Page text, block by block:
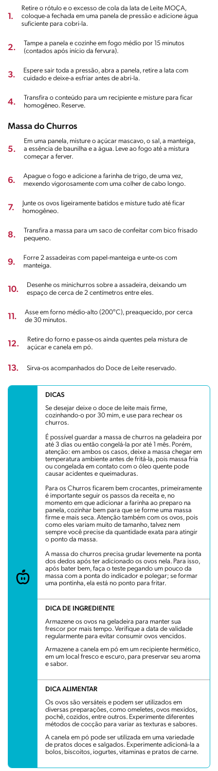
1.
Retire o rótulo e o excesso de cola da lata de Leite MOÇA,
coloque-a fechada em uma panela de pressão e adicione água
suficiente para cobri-la.
2.
Tampe a panela e cozinhe em fogo médio por 15 minutos
(contados após início da fervura).
3.
Espere sair toda a pressão, abra a panela, retire a lata com
cuidado e deixe-a esfriar antes de abri-la.
4.
Transfira o conteúdo para um recipiente e misture para ficar
homogêneo. Reserve.
Massa do Churros
5.
Em uma panela, misture o açúcar mascavo, o sal, a manteiga,
a essência de baunilha e a água. Leve ao fogo até a mistura
começar a ferver.
6.
Apague o fogo e adicione a farinha de trigo, de uma vez,
mexendo vigorosamente com uma colher de cabo longo.
7.
Junte os ovos ligeiramente batidos e misture tudo até ficar
homogêneo.
8.
Transfira a massa para um saco de confeitar com bico frisado
pequeno.
9.
Forre 2 assadeiras com papel-manteiga e unte-os com
manteiga.
10.
Desenhe os minichurros sobre a assadeira, deixando um
espaço de cerca de 2 centímetros entre eles.
11.
Asse em forno médio-alto (200°C), preaquecido, por cerca
de 30 minutos.
12.
Retire do forno e passe-os ainda quentes pela mistura de
açúcar e canela em pó.
13. Sirva-os acompanhados do Doce de Leite reservado.
DICAS
Se desejar deixe o doce de leite mais firme,
cozinhando-o por 30 mim, e use para rechear os
churros.
É possível guardar a massa de churros na geladeira por
até 3 dias ou então congelá-la por até 1 mês. Porém,
atenção: em ambos os casos, deixe a massa chegar em
temperatura ambiente antes de fritá-la, pois massa fria
ou congelada em contato com o óleo quente pode
causar acidentes e queimaduras.
Para os Churros ficarem bem crocantes, primeiramente
é importante seguir os passos da receita e, no
momento em que adicionar a farinha ao preparo na
panela, cozinhar bem para que se forme uma massa
firme e mais seca. Atenção também com os ovos, pois
como eles variam muito de tamanho, talvez nem
sempre você precise da quantidade exata para atingir
o ponto da massa.
A massa do churros precisa grudar levemente na ponta
dos dedos após ter adicionado os ovos nela. Para isso,
após bater bem, faça o teste pegando um pouco da
massa com a ponta do indicador e polegar; se formar
uma pontinha, ela está no ponto para fritar.
DICA DE INGREDIENTE
Armazene os ovos na geladeira para manter sua
frescor por mais tempo. Verifique a data de validade
regularmente para evitar consumir ovos vencidos.
Armazene a canela em pó em um recipiente hermético,
em um local fresco e escuro, para preservar seu aroma
e sabor.
DICA ALIMENTAR
Os ovos são versáteis e podem ser utilizados em
diversas preparações, como omeletes, ovos mexidos,
pochê, cozidos, entre outros. Experimente diferentes
métodos de cocção para variar as texturas e sabores.
A canela em pó pode ser utilizada em uma variedade
de pratos doces e salgados. Experimente adicioná-la a
bolos, biscoitos, iogurtes, vitaminas e pratos de carne.